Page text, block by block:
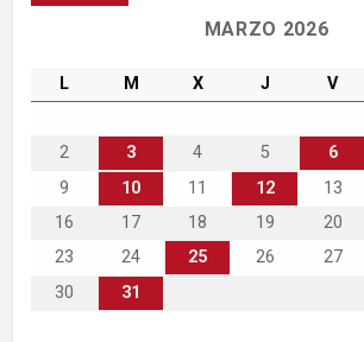
MARZO 2026
L M X J V
2
3 4 5 6
9
10 11 12 13
16
17 18 19 20
23
24 25 26 27
30
31